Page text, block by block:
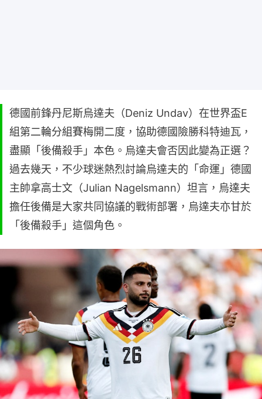
德國前鋒丹尼斯烏達夫（Deniz Undav）在世界盃E
組第二輪分組賽梅開二度，協助德國險勝科特迪瓦，
盡顯「後備殺手」本色。烏達夫會否因此變為正選？
過去幾天，不少球迷熱烈討論烏達夫的「命運」德國
主帥拿高士文（Julian Nagelsmann）坦言，烏達夫
擔任後備是大家共同協議的戰術部署，烏達夫亦甘於
「後備殺手」這個角色。